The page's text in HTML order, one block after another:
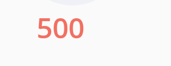
Jésus. Quand un musulman
OUR1077 . Parmi mes lectures